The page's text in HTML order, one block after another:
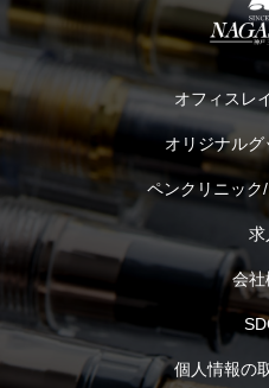
オフィスレ
オリジナル
ペンクリニック
求
会社
個人情報の